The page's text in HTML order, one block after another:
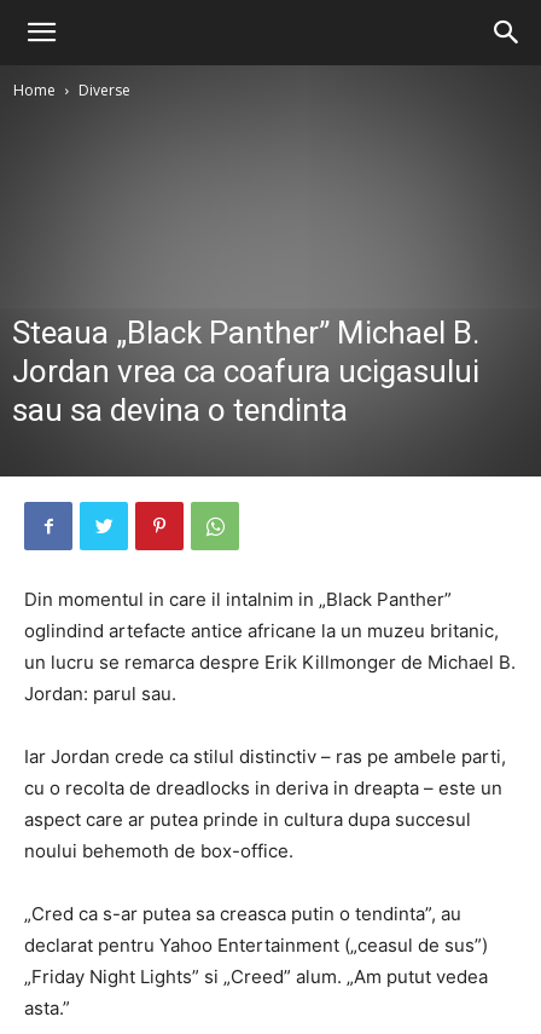
Home Diverse
Steaua „Black Panther” Michael B.
Jordan vrea ca coafura ucigasului
sau sa devina o tendinta
Din momentul in care il intalnim in „Black Panther”
oglindind artefacte antice africane la un muzeu britanic,
un lucru se remarca despre Erik Killmonger de Michael B.
Jordan: parul sau.
Iar Jordan crede ca stilul distinctiv – ras pe ambele parti,
cu o recolta de dreadlocks in deriva in dreapta – este un
aspect care ar putea prinde in cultura dupa succesul
noului behemoth de box-office.
„Cred ca s-ar putea sa creasca putin o tendinta”, au
declarat pentru Yahoo Entertainment („ceasul de sus”)
„Friday Night Lights” si „Creed” alum. „Am putut vedea
asta.”